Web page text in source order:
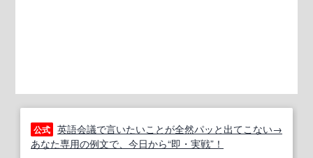
公式 英語会議で言いたいことが全然パッと出てこない→
あなた専用の例文で、今日から“即・実戦”！